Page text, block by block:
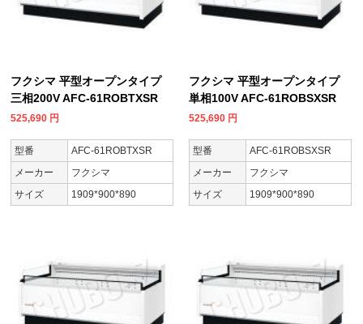
フクシマ 平型オープンタイプ
三相200V AFC-61ROBTXSR
525,690 円
型番
AFC-61ROBTXSR
メーカー
フクシマ
サイズ
1909*900*890
フクシマ 平型オープンタイプ
単相100V AFC-61ROBSXSR
525,690 円
型番
AFC-61ROBSXSR
メーカー
フクシマ
サイズ
1909*900*890